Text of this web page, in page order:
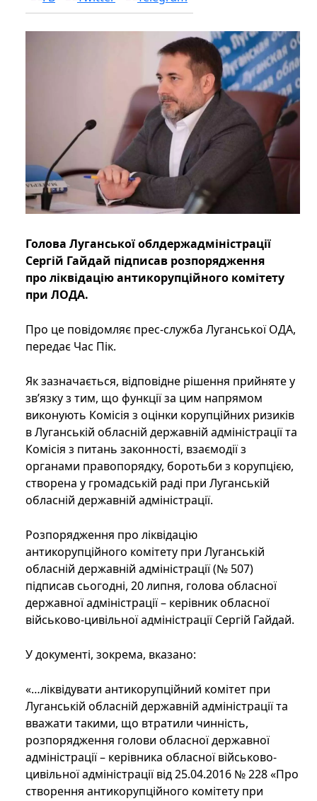
Голова Луганської облдержадміністрації
Сергій Гайдай підписав розпорядження
про ліквідацію антикорупційного комітету
при ЛОДА.
Про це повідомляє прес-служба Луганської ОДА,
передає Час Пік.
Як зазначається, відповідне рішення прийняте у
зв’язку з тим, що функції за цим напрямом
виконують Комісія з оцінки корупційних ризиків
в Луганській обласній державній адміністрації та
Комісія з питань законності, взаємодії з
органами правопорядку, боротьби з корупцією,
створена у громадській раді при Луганській
обласній державній адміністрації.
Розпорядження про ліквідацію
антикорупційного комітету при Луганській
обласній державній адміністрації (№ 507)
підписав сьогодні, 20 липня, голова обласної
державної адміністрації – керівник обласної
військово-цивільної адміністрації Сергій Гайдай.
У документі, зокрема, вказано:
«…ліквідувати антикорупційний комітет при
Луганській обласній державній адміністрації та
вважати такими, що втратили чинність,
розпорядження голови обласної державної
адміністрації – керівника обласної військово-
цивільної адміністрації від 25.04.2016 № 228 «Про
створення антикорупційного комітету при